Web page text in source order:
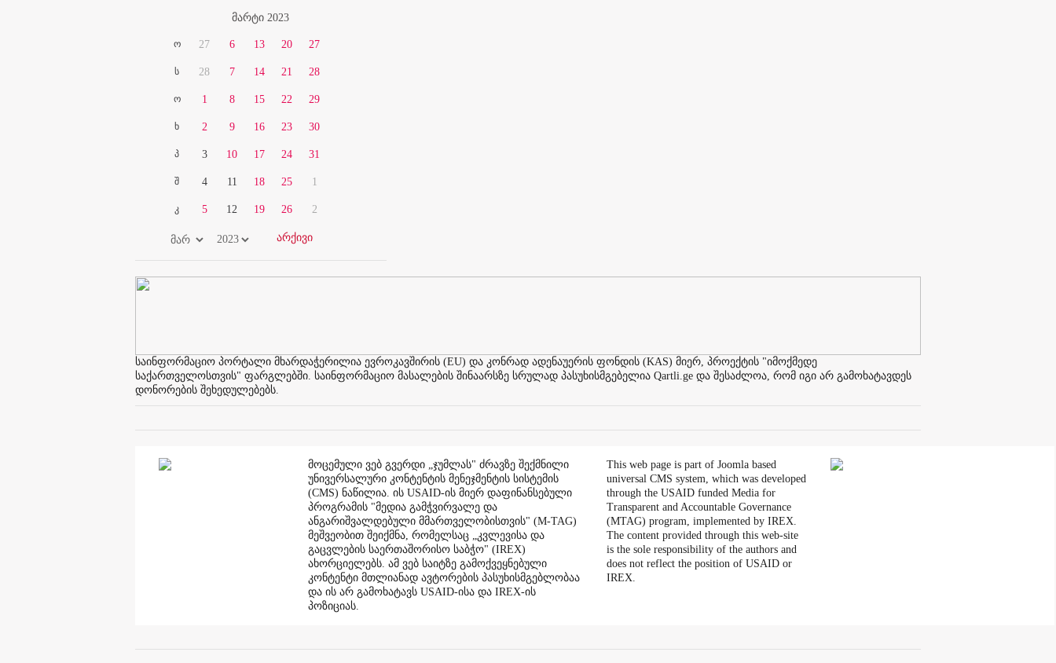
მარტი 2023
ო
ს
ო
ხ
პ
შ
კ
27
28
1
2
3
4
5
6
7
8
9
10
11
12
13
14
15
16
17
18
19
20
21
22
23
24
25
26
27
28
29
30
31
1
2
საინფორმაციო პორტალი მხარდაჭერილია ევროკავშირის (EU) და კონრად ადენაუერის ფონდის (KAS) მიერ, პროექტის "იმოქმედე
საქართველოსთვის" ფარგლებში. საინფორმაციო მასალების შინაარსზე სრულად პასუხისმგებელია Qartli.ge და შესაძლოა, რომ იგი არ გამოხატავდეს
დონორების შეხედულებებს.
მოცემული ვებ გვერდი „ჯუმლას" ძრავზე შექმნილი
უნივერსალური კონტენტის მენეჯმენტის სისტემის
(CMS) ნაწილია. ის USAID-ის მიერ დაფინანსებული
პროგრამის "მედია გამჭვირვალე და
ანგარიშვალდებული მმართველობისთვის" (M-TAG)
მეშვეობით შეიქმნა, რომელსაც „კვლევისა და
გაცვლების საერთაშორისო საბჭო" (IREX)
ახორციელებს. ამ ვებ საიტზე გამოქვეყნებული
კონტენტი მთლიანად ავტორების პასუხისმგებლობაა
და ის არ გამოხატავს USAID-ისა და IREX-ის
პოზიციას.
This web page is part of Joomla based
universal CMS system, which was developed
through the USAID funded Media for
Transparent and Accountable Governance
(MTAG) program, implemented by IREX.
The content provided through this web-site
is the sole responsibility of the authors and
does not reflect the position of USAID or
IREX.